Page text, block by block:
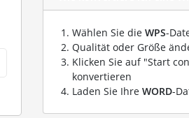
Wählen Sie die WPS-
Qualität oder Größe
Klicken Sie auf "Start
konvertieren
Laden Sie Ihre WORD-